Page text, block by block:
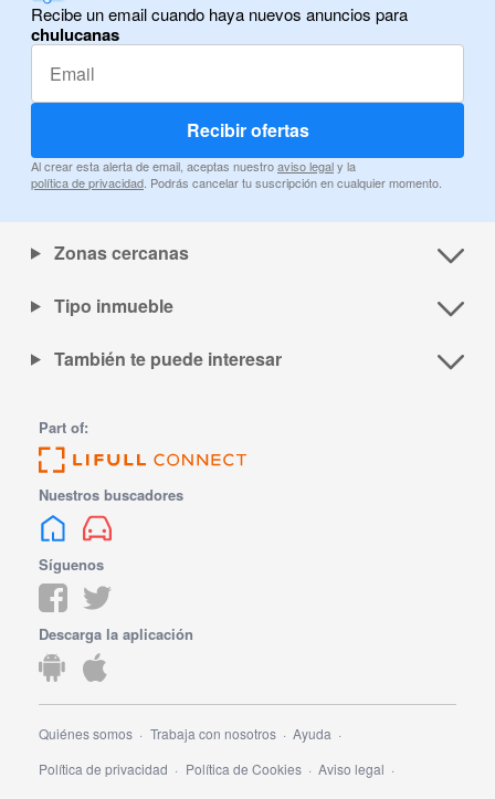
Recibe un email cuando haya nuevos anuncios para
chulucanas
Recibir ofertas
Al crear esta alerta de email, aceptas nuestroaviso legaly la
política de privacidad . Podrás cancelar tu suscripción en cualquier momento.
Zonas cercanas
Tipo inmueble
También te puede interesar
Part of:
Nuestros buscadores
Síguenos
Descarga la aplicación
Quiénes somos Trabaja con nosotros
Ayuda
Política de privacidad
Política de Cookies
Aviso legal